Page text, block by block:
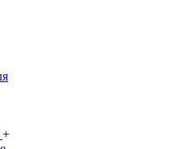
+